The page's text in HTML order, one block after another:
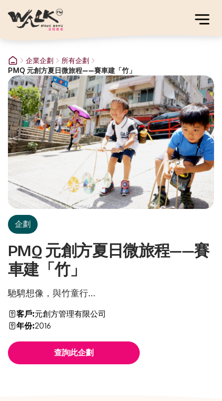
企業企劃
所有企劃
PMQ 元創方夏日微旅程——賽車建「竹」
企劃
PMQ 元創方夏日微旅程——賽
車建「竹」
馳騁想像，與竹童行...
客戶:元創方管理有限公司
年份:2016
查詢此企劃